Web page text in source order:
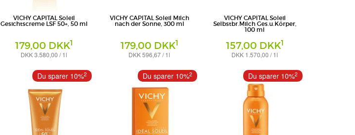
VICHY CAPITAL Soleil
Gesichtscreme LSF 50+, 50 ml
179,00 DKK1
DKK 3.580,00 / 1l
L'Oreal Deutschland GmbH -
Geschäftsbereich VICHY
VICHY CAPITAL Soleil Milch
nach der Sonne, 300 ml
179,00 DKK1
DKK 596,67 / 1l
L'Oreal Deutschland GmbH -
Geschäftsbereich VICHY
VICHY CAPITAL Soleil
Selbstbr.Milch Ges.u.Körper,
100 ml
157,00 DKK1
DKK 1.570,00 / 1l
L'Oreal Deutschland GmbH -
Geschäftsbereich VICHY
Du sparer 10%2 Du sparer 10%2 Du sparer 10%2